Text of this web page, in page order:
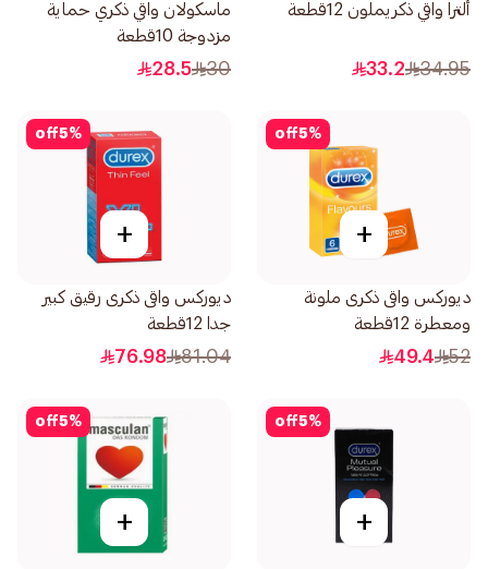
ألترا واقي ذكريملون 12قطعة
34.95
33.2
ماسكولان واقي ذكري حماية
مزدوجة 10قطعة
30
28.5
5%
off
+
ديوركس واقى ذكرى ملونة
ومعطرة 12قطعة
52
49.4
5%
off
+
ديوركس واقى ذكرى رقيق كبير
جدا 12قطعة
81.04
76.98
5%
off
+
5%
off
+